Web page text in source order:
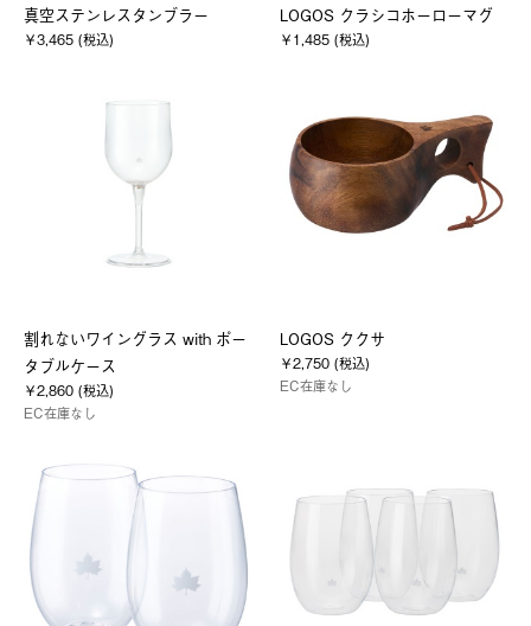
真空ステンレスタンブラー
￥3,465 (税込)
LOGOS クラシコホーローマグ
￥1,485 (税込)
割れないワイングラス with ポー
タブルケース
￥2,860 (税込)
EC在庫なし
LOGOS ククサ
￥2,750 (税込)
EC在庫なし